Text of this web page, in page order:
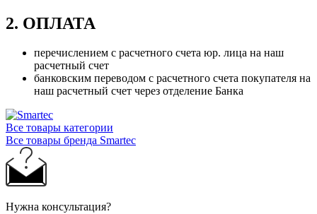
2. ОПЛАТА
перечислением с расчетного счета юр. лица на наш
расчетный счет
банковским переводом с расчетного счета покупателя на
наш расчетный счет через отделение Банка
Все товары категории
Все товары бренда Smartec
Нужна консультация?